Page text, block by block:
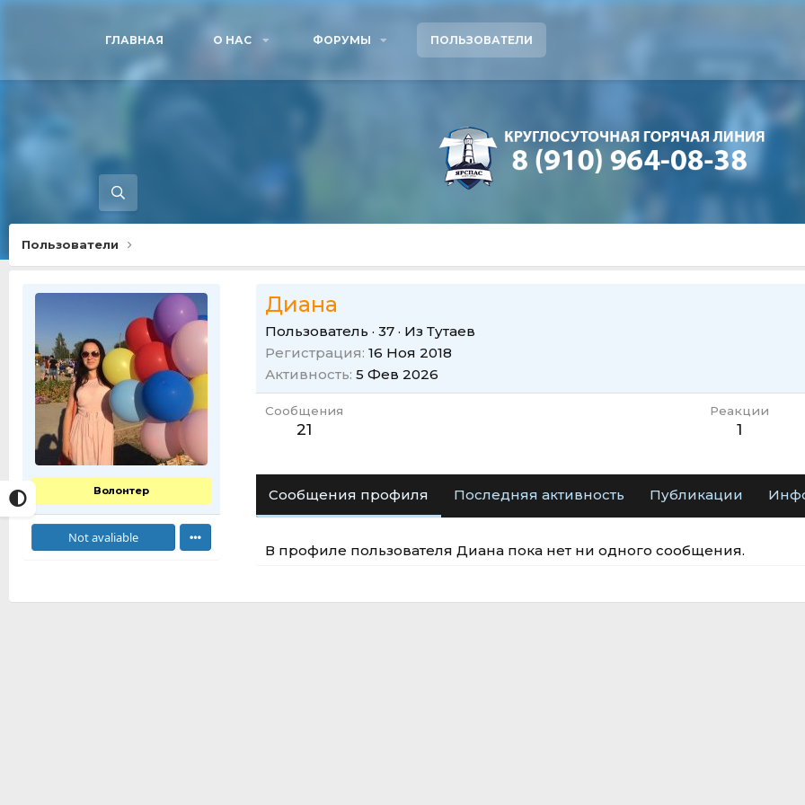
ГЛАВНАЯ О НАС ФОРУМЫ ПОЛЬЗОВАТЕЛИ
Пользователи
Волонтер
Not avaliable
Диана
Пользователь · 37 · Из Тутаев
Регистрация 16 Ноя 2018
Активность 5 Фев 2026
Сообщения
21
Реакции
1
Сообщения профиля Последняя активность Публикации
В профиле пользователя Диана пока нет ни одного сообщения.